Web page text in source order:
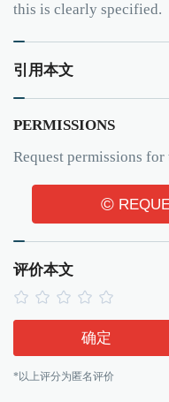
this is clearly specified.
引用本文
PERMISSIONS
Request permissions
©
评价本文
确定
*以上评分为匿名评价